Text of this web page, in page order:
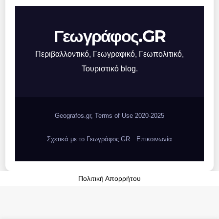
Γεωγράφος.GR
Περιβαλλοντικό, Γεωγραφικό, Γεωπολιτικό,
Τουριστικό blog.
Geografos.gr, Terms of Use 2020-2025
Σχετικά με το Γεωγράφος.GR Επικοινωνία
Πολιτική Απορρήτου